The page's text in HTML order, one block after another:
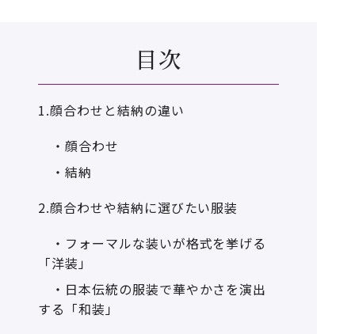
目次
1.顔合わせと結納の違い
・顔合わせ
・結納
2.顔合わせや結納に選びたい服装
・フォーマルな装いが格式を挙げる
「洋装」
・日本伝統の服装で華やかさを演出
する「和装」